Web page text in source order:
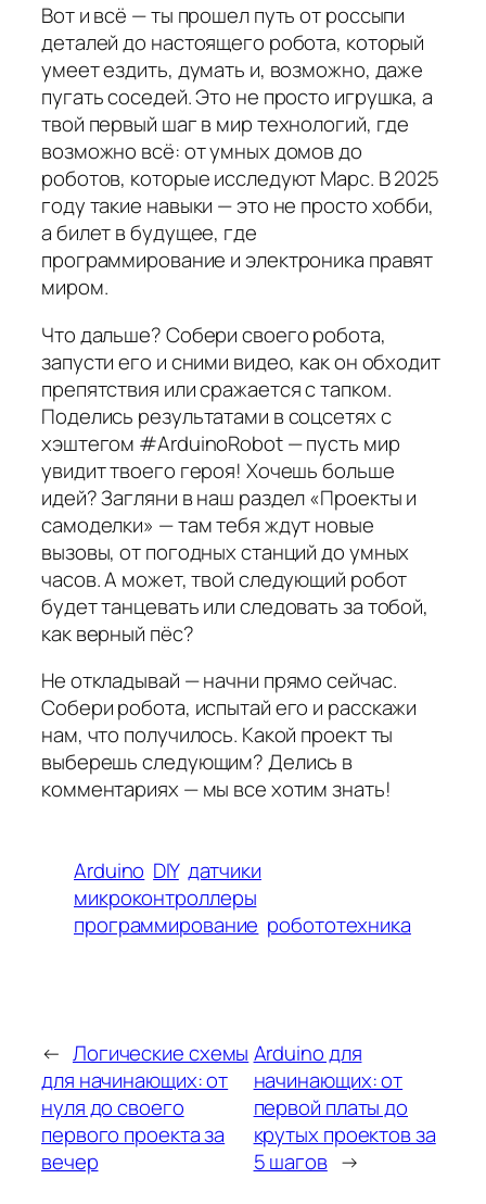
Вот и всё — ты прошел путь от россыпи
деталей до настоящего робота, который
умеет ездить, думать и, возможно, даже
пугать соседей. Это не просто игрушка, а
твой первый шаг в мир технологий, где
возможно всё: от умных домов до
роботов, которые исследуют Марс. В 2025
году такие навыки — это не просто хобби,
а билет в будущее, где
программирование и электроника правят
миром.
Что дальше? Собери своего робота,
запусти его и сними видео, как он обходит
препятствия или сражается с тапком.
Поделись результатами в соцсетях с
хэштегом #ArduinoRobot — пусть мир
увидит твоего героя! Хочешь больше
идей? Загляни в наш раздел «Проекты и
самоделки» — там тебя ждут новые
вызовы, от погодных станций до умных
часов. А может, твой следующий робот
будет танцевать или следовать за тобой,
как верный пёс?
Не откладывай — начни прямо сейчас.
Собери робота, испытай его и расскажи
нам, что получилось. Какой проект ты
выберешь следующим? Делись в
комментариях — мы все хотим знать!
Arduino DIY датчики
микроконтроллеры
программирование робототехника
← Логические схемы
для начинающих: от
нуля до своего
первого проекта за
вечер
Arduino для
начинающих: от
первой платы до
крутых проектов за
5 шагов →